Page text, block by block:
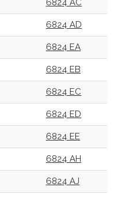
6824 AC
6824 AD
6824 EA
6824 EB
6824 EC
6824 ED
6824 EE
6824 AH
6824 AJ